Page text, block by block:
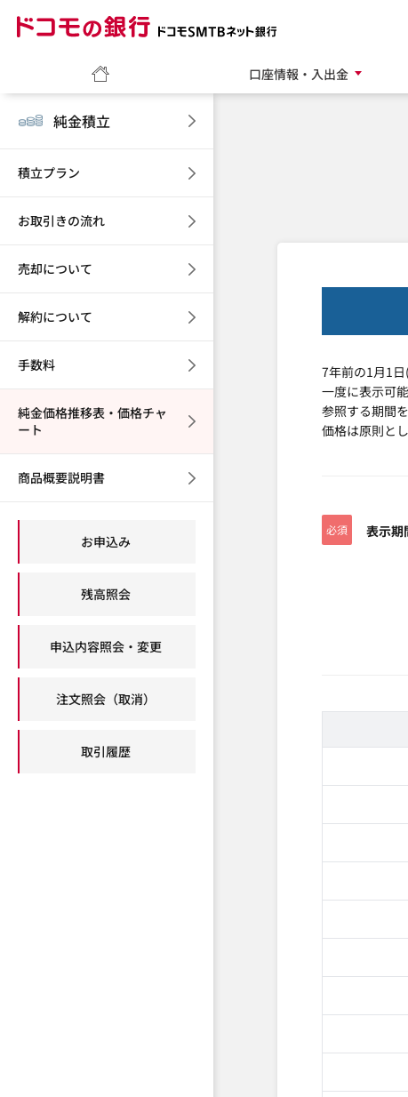
口座情報・入出金
7年前の1月1
一度に表示可
参照する期間
価格は原則と
必須 表示期
純金積立
積立プラン
お取引きの流れ
売却について
解約について
手数料
純金価格推移表・価格チャ
ート
商品概要説明書
お申込み
残高照会
申込内容照会・変更
注文照会（取消）
取引履歴